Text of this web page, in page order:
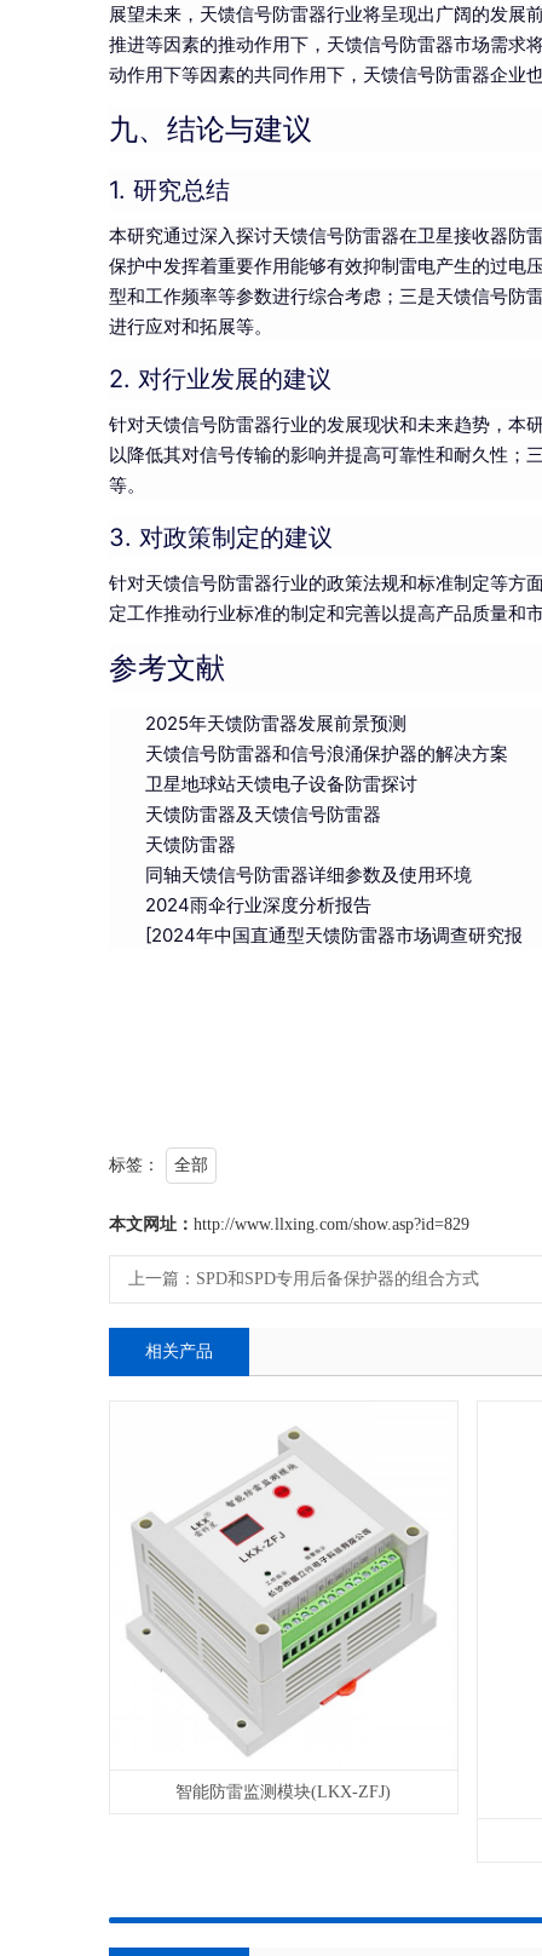
展望未来，天馈信号防雷器行业将呈现出广阔的发展
推进等因素的推动作用下，天馈信号防雷器市场需求
动作用下等因素的共同作用下，天馈信号防雷器企业
九、结论与建议
1. 研究总结
本研究通过深入探讨天馈信号防雷器在卫星接收器防
保护中发挥着重要作用能够有效抑制雷电产生的过电
型和工作频率等参数进行综合考虑；三是天馈信号防
进行应对和拓展等。
2. 对行业发展的建议
针对天馈信号防雷器行业的发展现状和未来趋势，本
以降低其对信号传输的影响并提高可靠性和耐久性；
等。
3. 对政策制定的建议
针对天馈信号防雷器行业的政策法规和标准制定等方
定工作推动行业标准的制定和完善以提高产品质量和
参考文献
2025年天馈防雷器发展前景预测
天馈信号防雷器和信号浪涌保护器的解决方案
卫星地球站天馈电子设备防雷探讨
天馈防雷器及天馈信号防雷器
天馈防雷器
同轴天馈信号防雷器详细参数及使用环境
2024雨伞行业深度分析报告
[2024年中国直通型天馈防雷器市场调查研究报
标签： 全部
本文网址： http://www.llxing.com/show.asp?id=829
上一篇： SPD和SPD专用后备保护器的组合方式
相关产品
智能防雷监测模块(LKX-ZFJ)